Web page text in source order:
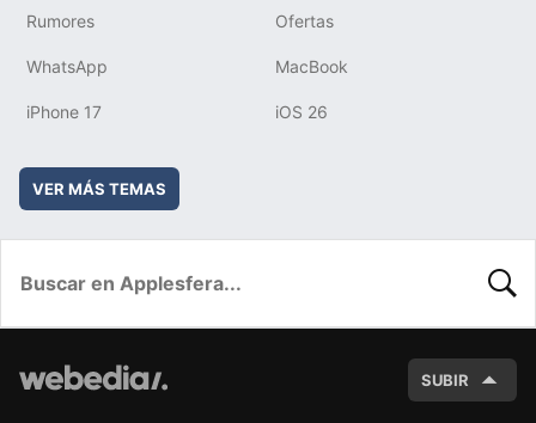
Rumores Ofertas
WhatsApp MacBook
iPhone 17 iOS 26
VER MÁS TEMAS
SUBIR